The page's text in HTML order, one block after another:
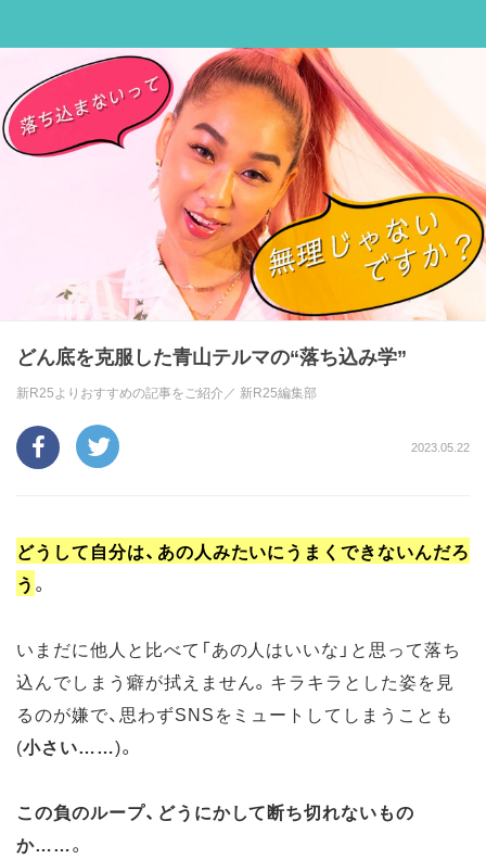
どん底を克服した青山テルマの“落ち込み学”
新R25よりおすすめの記事をご紹介／ 新R25編集部
2023.05.22
どうして自分は、あの人みたいにうまくできないんだろ
う 。
いまだに他人と比べて「あの人はいいな」と思って落ち
込んでしまう癖が拭えません。キラキラとした姿を見
るのが嫌で、思わずSNSをミュートしてしまうことも
(小さい……)。
この負のループ、どうにかして断ち切れないもの
か……。